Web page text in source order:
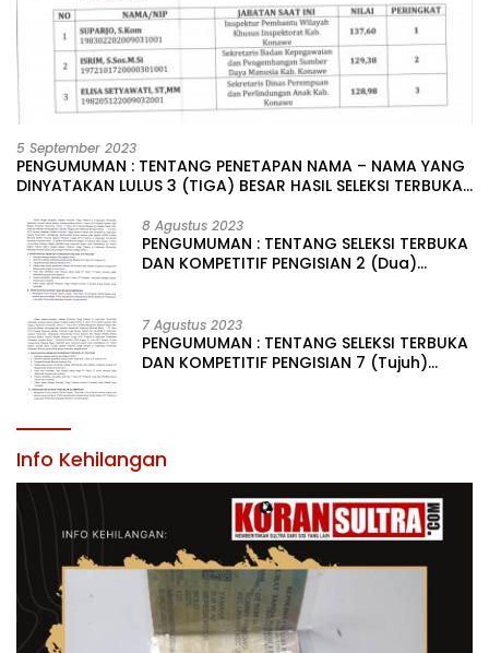
5 September 2023
PENGUMUMAN : TENTANG PENETAPAN NAMA – NAMA YANG
DINYATAKAN LULUS 3 (TIGA) BESAR HASIL SELEKSI TERBUKA
LINGKUNGAN PEMERINTAH DAERAH KABUPATEN KONAWE
8 Agustus 2023
PENGUMUMAN : TENTANG SELEKSI TERBUKA
DAN KOMPETITIF PENGISIAN 2 (Dua)
KABUPATEN KONAWE
7 Agustus 2023
PENGUMUMAN : TENTANG SELEKSI TERBUKA
DAN KOMPETITIF PENGISIAN 7 (Tujuh)
Info Kehilangan